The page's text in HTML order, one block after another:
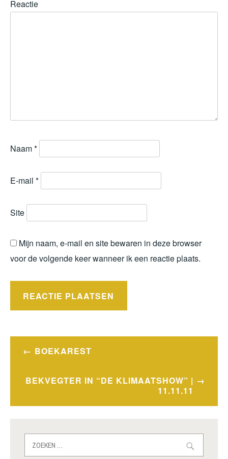
Reactie
Naam*
E-mail *
Site
Mijn naam, e-mail en site bewaren in deze browser
voor de volgende keer wanneer ik een reactie plaats.
Bericht
BOEKAREST
BEKVEGTER IN “DE KLIMAATSHOW” |
11.11.11
naar: